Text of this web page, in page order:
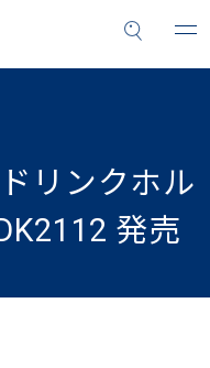
リンクホル
発売